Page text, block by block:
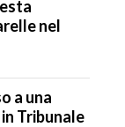
nel
a una
Tribunale